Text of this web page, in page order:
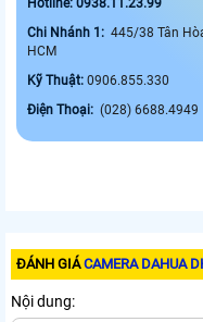
Hotline: 0938.11.23.99
Chi Nhánh 1: 445/38 Tân
HCM
Kỹ Thuật: 0906.855.330
Điện Thoại: (028) 6688.4949
ĐÁNH GIÁCAMERA DAHUA
Nội dung: